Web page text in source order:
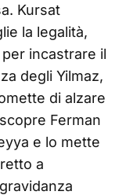
Kursat
la legalità,
incastrare il
degli Yilmaz,
di alzare
Ferman
e lo mette
a